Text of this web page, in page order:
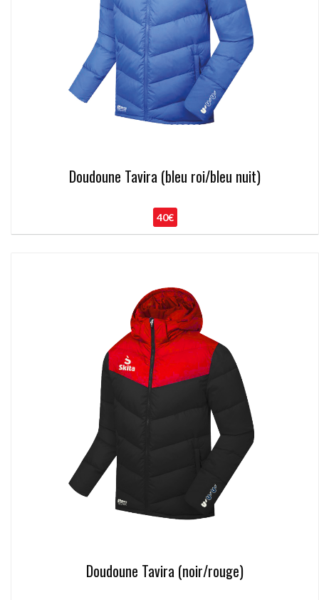
Doudoune Tavira (bleu roi/bleu nuit)
40€
Doudoune Tavira (noir/rouge)